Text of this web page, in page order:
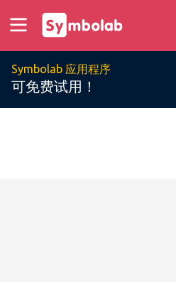
Symbolab 应用程序
可免费试用！